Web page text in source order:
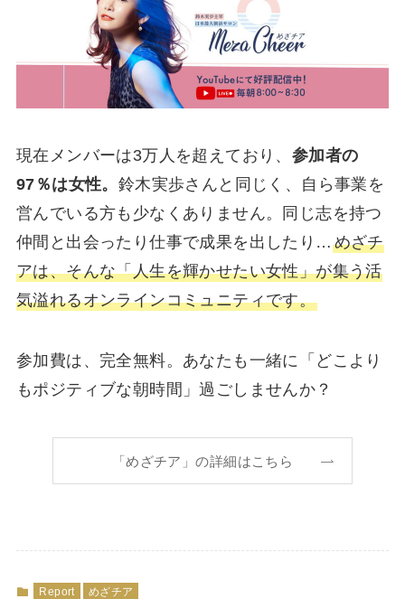
現在メンバーは3万人を超えており、 参加者の
97％は女性。 鈴木実歩さんと同じく、自ら事業を
営んでいる方も少なくありません。同じ志を持つ
仲間と出会ったり仕事で成果を出したり… めざチ
アは、そんな「人生を輝かせたい女性」が集う活
気溢れるオンラインコミュニティです。
参加費は、完全無料。あなたも一緒に「どこより
もポジティブな朝時間」過ごしませんか？
「めざチア」の詳細はこちら
Report めざチア